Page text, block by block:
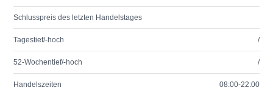
Schlusspreis des letzten Handelstages
Tagestief/-hoch /
52-Wochentief/-hoch /
Handelszeiten 08:00-22:00